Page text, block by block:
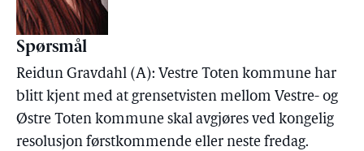
Spørsmål
Reidun Gravdahl (A): Vestre Toten kommune har
blitt kjent med at grensetvisten mellom Vestre- og
Østre Toten kommune skal avgjøres ved kongelig
resolusjon førstkommende eller neste fredag.